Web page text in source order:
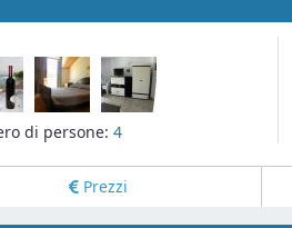
di persone: 4
Prezzi